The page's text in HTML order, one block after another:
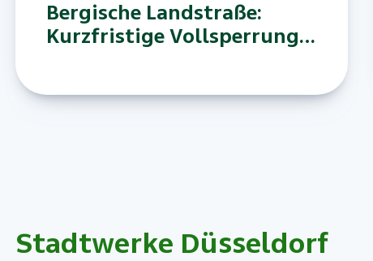
Bergische Landstraße:
Kurzfristige Vollsperrung
Stadtwerke Düsseldorf